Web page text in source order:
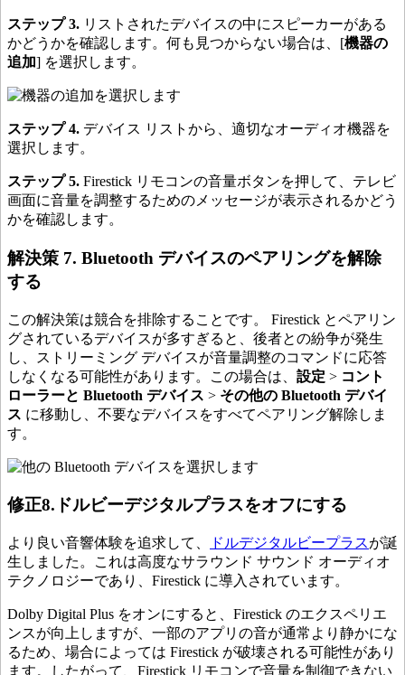
ステップ 3. リストされたデバイスの中にスピーカーがある
かどうかを確認します。何も見つからない場合は、[機器の
追加] を選択します。
ステップ 4. デバイス リストから、適切なオーディオ機器を
選択します。
ステップ 5. Firestick リモコンの音量ボタンを押して、テレビ
画面に音量を調整するためのメッセージが表示されるかどう
かを確認します。
解決策 7. Bluetooth デバイスのペアリングを解除
する
この解決策は競合を排除することです。 Firestick とペアリン
グされているデバイスが多すぎると、後者との紛争が発生
し、ストリーミング デバイスが音量調整のコマンドに応答
しなくなる可能性があります。この場合は、 設定 > コント
ローラーと Bluetooth デバイス > その他の Bluetooth デバイ
ス に移動し、不要なデバイスをすべてペアリング解除しま
す。
修正8.ドルビーデジタルプラスをオフにする
より良い音響体験を追求して、 ドルデジタルビープラスが誕
生しました。これは高度なサラウンド サウンド オーディオ
テクノロジーであり、Firestick に導入されています。
Dolby Digital Plus をオンにすると、Firestick のエクスペリエ
ンスが向上しますが、一部のアプリの音が通常より静かにな
るため、場合によっては Firestick が破壊される可能性があり
ます。したがって、Firestick リモコンで音量を制御できない